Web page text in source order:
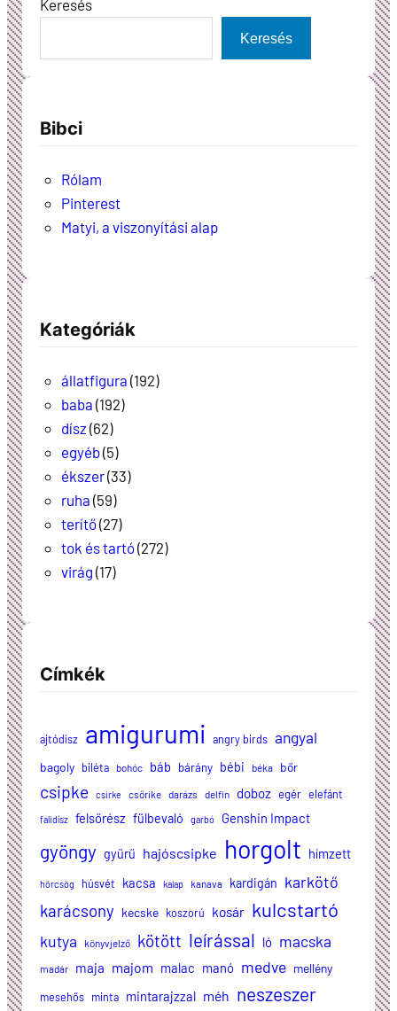
Keresés
Keresés
Bibci
Rólam
Pinterest
Matyi, a viszonyítási alap
Kategóriák
állatfigura (192)
baba (192)
dísz (62)
egyéb(5)
ékszer(33)
ruha (59)
terítő(27)
tok és tartó(272)
virág (17)
Címkék
ajtódísz amigurumi angry birds angyal
bagoly biléta bohóc báb bárány bébi béka bőr
csipke csirke csőrike darázs delfin doboz egér elefánt
falidísz felsőrész fülbevaló garbó Genshin Impact
gyöngy gyűrű hajóscsipke horgolt hímzett
hörcsög húsvét kacsa kalap kanava kardigán karkötő
karácsony kecske koszorú kosár kulcstartó
kutya könyvjelző kötött leírással ló macska
madár maja majom malac manó medve mellény
mesehős minta mintarajzzal méh neszeszer